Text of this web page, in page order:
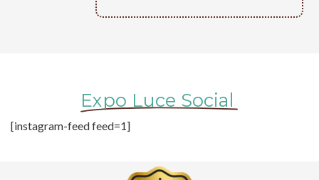
Expo Luce Social
[instagram-feed feed=1]